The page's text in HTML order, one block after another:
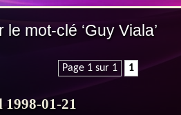
mot-clé ‘Guy Viala’
Page 1 sur 1 1
01-21